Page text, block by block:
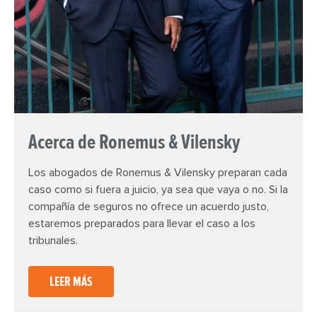
Acerca de Ronemus & Vilensky
Los abogados de Ronemus & Vilensky preparan cada
caso como si fuera a juicio, ya sea que vaya o no. Si la
compañía de seguros no ofrece un acuerdo justo,
estaremos preparados para llevar el caso a los
tribunales.
LEER MÁS